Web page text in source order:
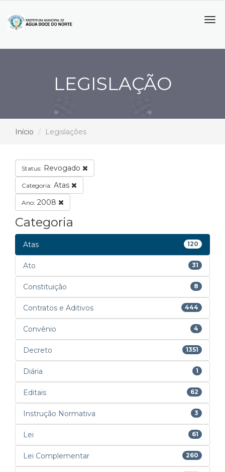
LEGISLAÇÃO
Início Legislações
Status: Revogado
Categoria: Atas
Ano: 2008
Categoria
Atas 120
Ato 31
Constituição 8
Contratos e Aditivos 444
Convênio 4
Decreto 1351
Diária 1
Editais 62
Instrução Normativa 3
Lei 61
Lei Complementar 260